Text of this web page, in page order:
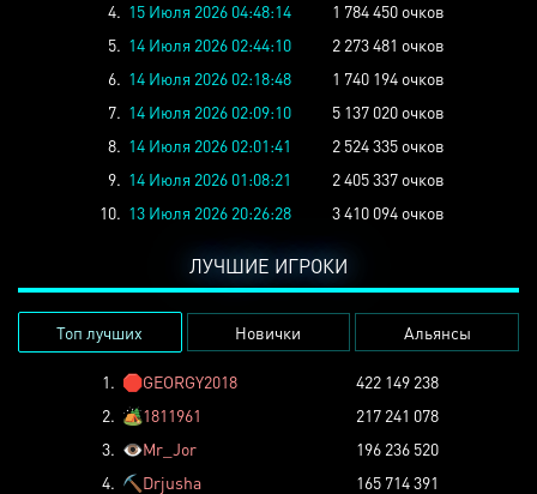
4. 15 Июля 2026 04:48:14
1 784 450 очков
5. 14 Июля 2026 02:44:10
2 273 481 очков
6. 14 Июля 2026 02:18:48
1 740 194 очков
7. 14 Июля 2026 02:09:10
5 137 020 очков
8. 14 Июля 2026 02:01:41
2 524 335 очков
9. 14 Июля 2026 01:08:21
2 405 337 очков
10. 13 Июля 2026 20:26:28 3 410 094 очков
ЛУЧШИЕ ИГРОКИ
Топ лучших Новички Альянсы
1. 🛑GEORGY2018
422 149 238
2. 🏕️1811961
217 241 078
3. 👁️Mr_Jor
196 236 520
4. ⛏️ Drjusha
165 714 391